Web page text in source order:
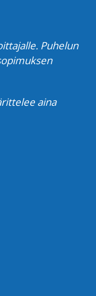
Puhelun
aina